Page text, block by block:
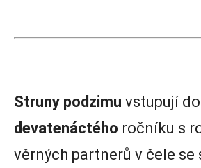
Struny podzimu vstupují
devatenáctého ročníku s
věrných partnerů v čele